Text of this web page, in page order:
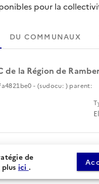
pour la
DU COMMUNAUX
de la Région de
- (sudocu: ) parent:
de
ici .